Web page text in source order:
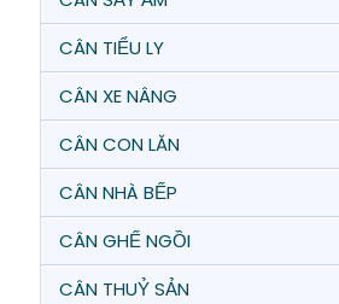
CÂN TIỂU LY
CÂN XE NÂNG
CÂN CON LĂN
CÂN NHÀ BẾP
CÂN GHẾ NGỒI
CÂN THUỶ SẢN